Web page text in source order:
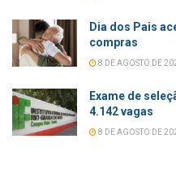
Dia dos Pais
compras
8 DE AGOSTO DE
Exame de
4.142 vagas
8 DE AGOSTO DE